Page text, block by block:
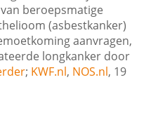
beroepsmatige
(asbestkanker)
aanvragen,
longkanker door
; KWF.nl, NOS.nl, 19